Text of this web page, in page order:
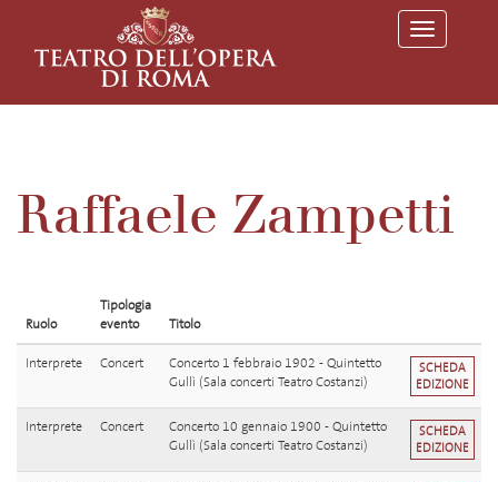
T
o
l
a
Raffaele Zampetti
Ruolo
Tipologia
evento
Titolo
Interprete Concert
Concerto 1 febbraio 1902 - Quintetto
Gullì (Sala concerti Teatro Costanzi)
SCHEDA
EDIZIONE
Interprete Concert
Concerto 10 gennaio 1900 - Quintetto
Gullì (Sala concerti Teatro Costanzi)
SCHEDA
EDIZIONE